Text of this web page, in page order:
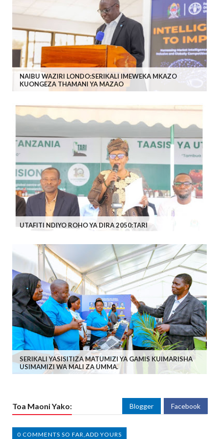
NAIBU WAZIRI LONDO:SERIKALI IMEWEKA MKAZO
KUONGEZA THAMANI YA MAZAO
UTAFITI NDIYO ROHO YA DIRA 2050:TARI
SERIKALI YASISITIZA MATUMIZI YA GAMIS KUIMARISHA
USIMAMIZI WA MALI ZA UMMA.
Toa Maoni Yako: Blogger Facebook
0 COMMENTS SO FAR,ADD YOURS